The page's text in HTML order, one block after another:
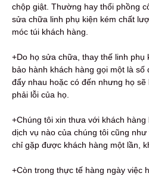
chộp giật. Thường hay thổi phồng
sửa chữa linh phụ kiện kém chất
móc túi khách hàng.
+Do họ sửa chữa, thay thế linh
bảo hành khách hàng gọi một là số
đẩy nhau hoặc có đến nhưng họ
phải lỗi của họ.
+Chúng tôi xin thưa với khách
dịch vụ nào của chúng tôi cũng
chỉ gặp được khách hàng một lần,
+Còn trong thực tế hàng ngày việc